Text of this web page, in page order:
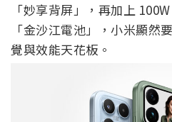
「妙享背屏」，再加上
「金沙江電池」，小米顯然
覺與效能天花板。